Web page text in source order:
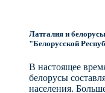
Латгалия и
"Белорусской
В настоящее
белорусы
населения.